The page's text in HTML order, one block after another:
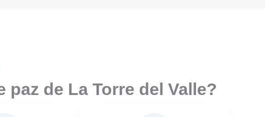
de La Torre del Valle?